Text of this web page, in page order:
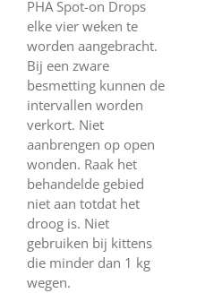
PHA Spot-on Drops
elke vier weken te
worden aangebracht.
Bij een zware
besmetting kunnen de
intervallen worden
verkort. Niet
aanbrengen op open
wonden. Raak het
behandelde gebied
niet aan totdat het
droog is. Niet
gebruiken bij kittens
die minder dan 1 kg
wegen.